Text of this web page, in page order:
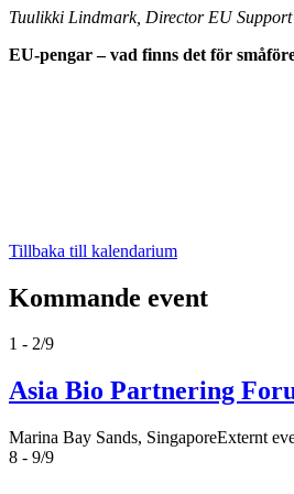
Tuulikki Lindmark, Director EU
EU-pengar – vad finns det för
Tillbaka till kalendarium
Kommande event
1 - 2/9
Asia Bio Partnering
Marina Bay Sands, SingaporeExternt
8 - 9/9